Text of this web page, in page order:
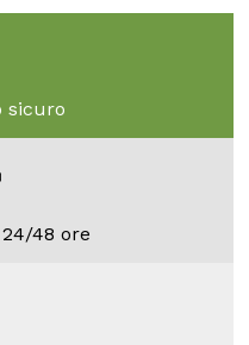
sicuro
48 ore